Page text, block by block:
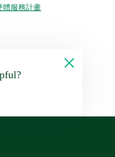
體服務計畫